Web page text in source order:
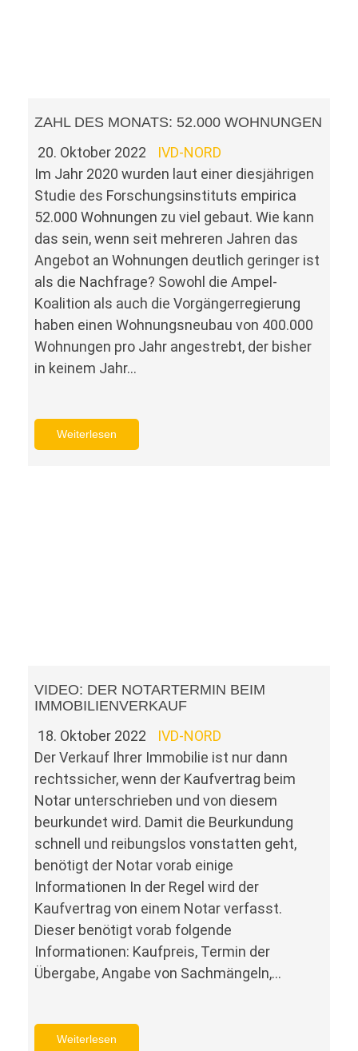
ZAHL DES MONATS: 52.000 WOHNUNGEN
20. Oktober 2022
IVD-NORD
Im Jahr 2020 wurden laut einer diesjährigen
Studie des Forschungsinstituts empirica
52.000 Wohnungen zu viel gebaut. Wie kann
das sein, wenn seit mehreren Jahren das
Angebot an Wohnungen deutlich geringer ist
als die Nachfrage? Sowohl die Ampel-
Koalition als auch die Vorgängerregierung
haben einen Wohnungsneubau von 400.000
Wohnungen pro Jahr angestrebt, der bisher
in keinem Jahr…
Weiterlesen
VIDEO: DER NOTARTERMIN BEIM
IMMOBILIENVERKAUF
18. Oktober 2022
IVD-NORD
Der Verkauf Ihrer Immobilie ist nur dann
rechtssicher, wenn der Kaufvertrag beim
Notar unterschrieben und von diesem
beurkundet wird. Damit die Beurkundung
schnell und reibungslos vonstatten geht,
benötigt der Notar vorab einige
Informationen In der Regel wird der
Kaufvertrag von einem Notar verfasst.
Dieser benötigt vorab folgende
Informationen: Kaufpreis, Termin der
Übergabe, Angabe von Sachmängeln,…
Weiterlesen